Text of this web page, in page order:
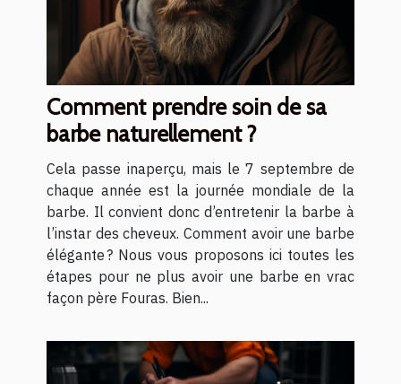
Comment prendre soin de sa
barbe naturellement ?
Cela passe inaperçu, mais le 7 septembre de
chaque année est la journée mondiale de la
barbe. Il convient donc d’entretenir la barbe à
l’instar des cheveux. Comment avoir une barbe
élégante ? Nous vous proposons ici toutes les
étapes pour ne plus avoir une barbe en vrac
façon père Fouras. Bien...